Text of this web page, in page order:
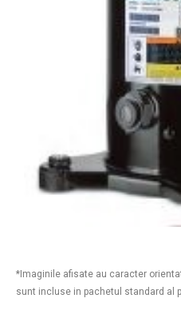
*Imaginile afisate au caracter
sunt incluse in pachetul standard al